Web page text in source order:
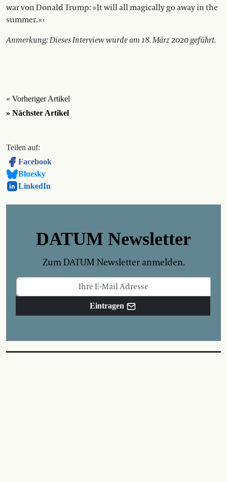
war von Donald Trump: » It will all magically go away in the
summer. « ‹
Anmerkung: Dieses Interview wurde am 18. März 2020 geführt.
« Vorheriger Artikel
» Nächster Artikel
Teilen auf:
Facebook
Bluesky
LinkedIn
DATUM Newsletter
Zum DATUM Newsletter anmelden.
Eintragen